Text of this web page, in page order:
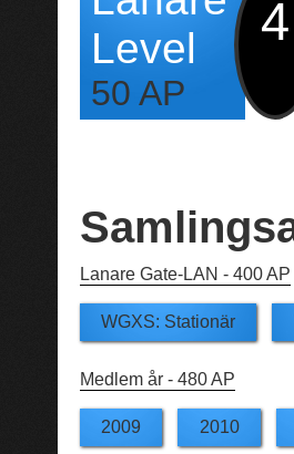
Level
50 AP
4
Lanare Gate-LAN - 400 AP
WGXS: Stationär
Medlem år - 480 AP
2009 2010